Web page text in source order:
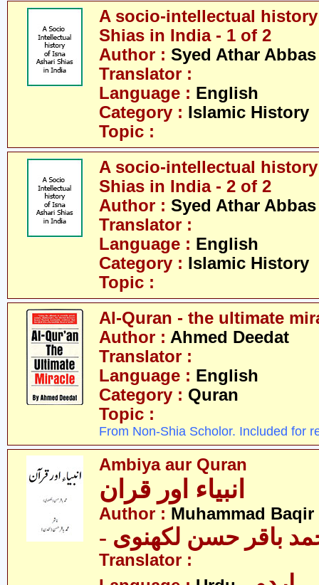
A socio-intellectual
Shias in India - 1 of 2
Author : Syed Athar
Translator :
Language : English
Category : Islamic History
Topic :
A socio-intellectual
Shias in India - 2 of 2
Author : Syed Athar
Translator :
Language : English
Category : Islamic History
Topic :
Al-Quran - the ultimate
Author : Ahmed Deedat
Translator :
Language : English
Category : Quran
Topic :
From Non-Shia Scholor. Included for
Ambiya aur Quran
انبیاء اور قران
Author : Muhammad
باقر حسن لکھنوی
Translator :